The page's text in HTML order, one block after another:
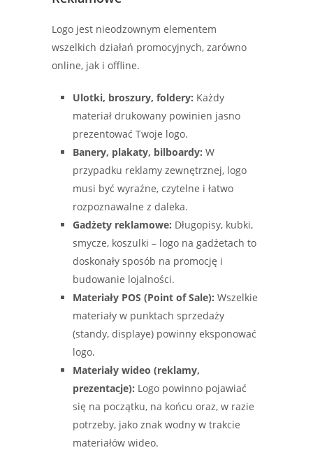
Logo jest nieodzownym elementem
wszelkich działań promocyjnych, zarówno
online, jak i offline.
Ulotki, broszury, foldery: Każdy
materiał drukowany powinien jasno
prezentować Twoje logo.
Banery, plakaty, bilboardy: W
przypadku reklamy zewnętrznej, logo
musi być wyraźne, czytelne i łatwo
rozpoznawalne z daleka.
Gadżety reklamowe: Długopisy, kubki,
smycze, koszulki – logo na gadżetach to
doskonały sposób na promocję i
budowanie lojalności.
Materiały POS (Point of Sale): Wszelkie
materiały w punktach sprzedaży
(standy, displaye) powinny eksponować
logo.
Materiały wideo (reklamy,
prezentacje): Logo powinno pojawiać
się na początku, na końcu oraz, w razie
potrzeby, jako znak wodny w trakcie
materiałów wideo.